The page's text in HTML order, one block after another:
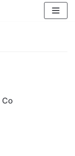
Co